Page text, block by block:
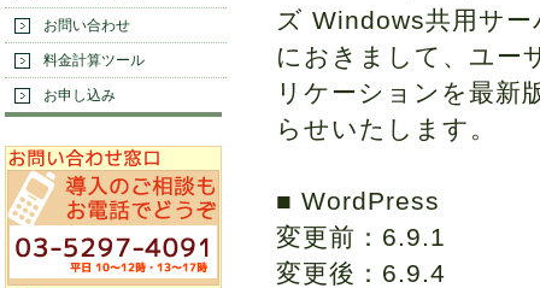
ズ Windows共用サ
におきまして、ユー
リケーションを最新
らせいたします。
■ WordPress
変更前：6.9.1
変更後：6.9.4
お問い合わせ
料金計算ツール
お申し込み